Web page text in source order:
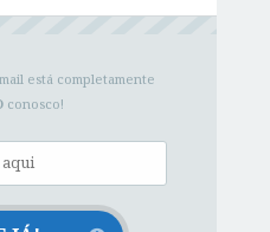
está completamente
conosco!